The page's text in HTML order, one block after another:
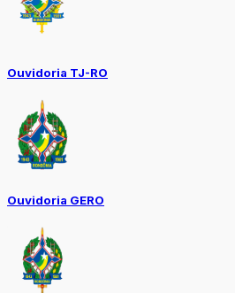
Ouvidoria TJ-RO
Ouvidoria GERO